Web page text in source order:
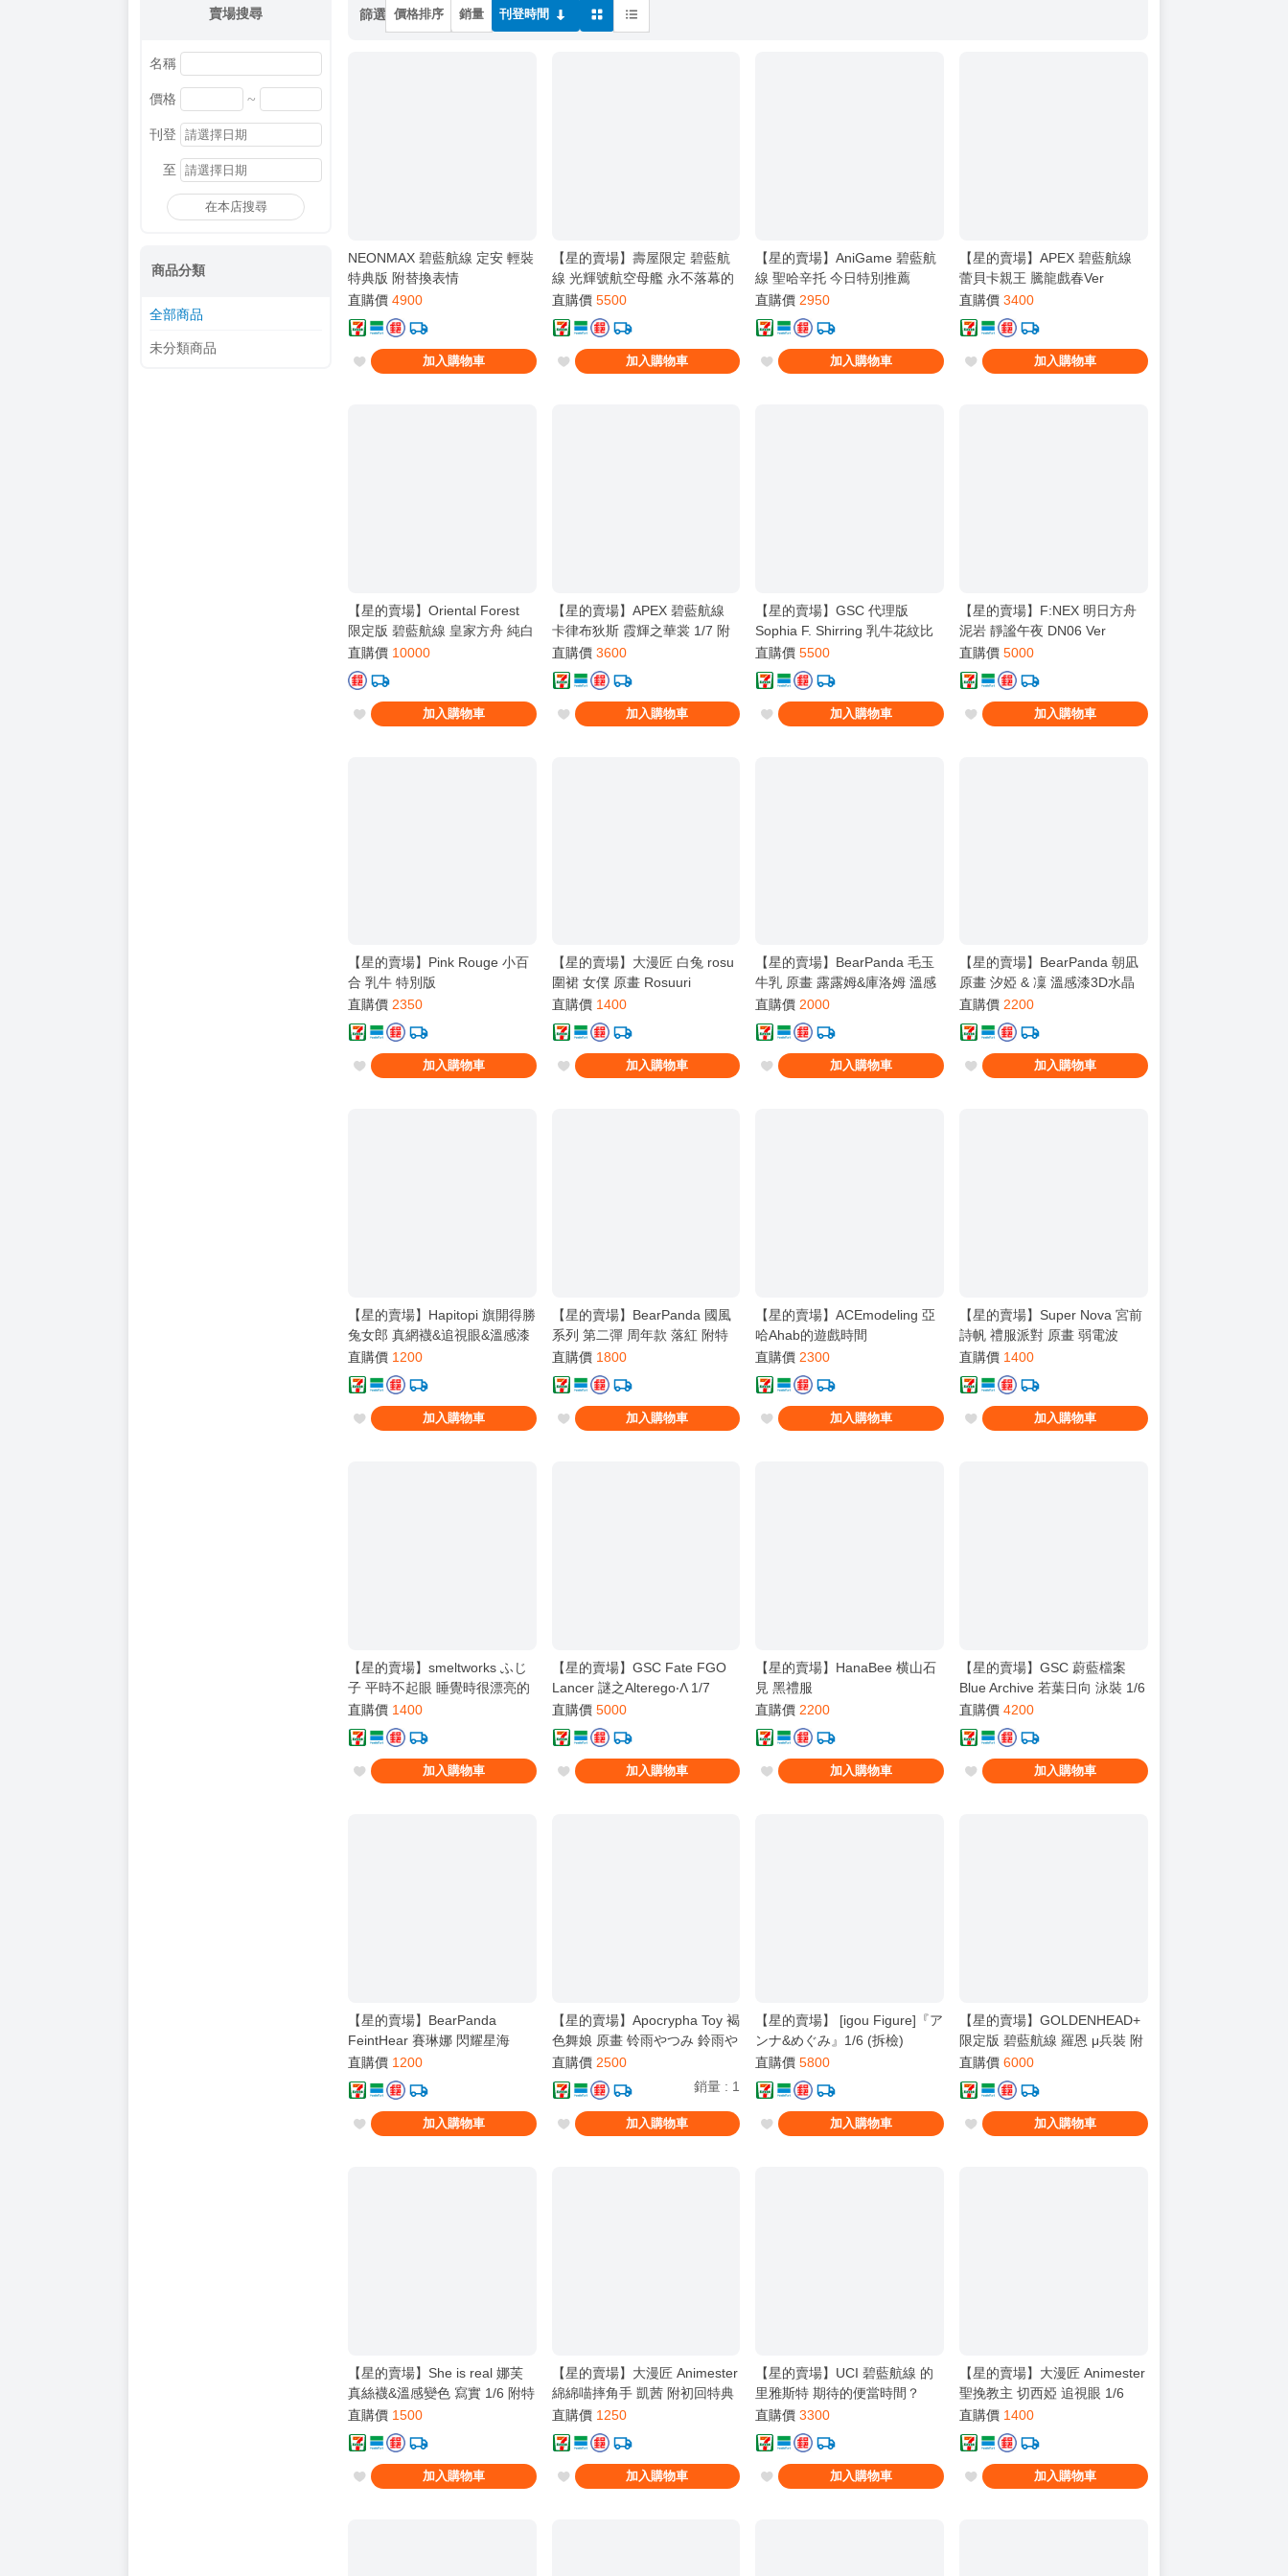
賣場搜尋
名稱
價格 ~
刊登
至
在本店搜尋
商品分類
全部商品
未分類商品
篩選 價格排序 銷量 刊登時間
NEONMAX 碧藍航線 定安 輕裝
特典版 附替換表情
直購價 4900
加入購物車
【星的賣場】壽屋限定 碧藍航
線 光輝號航空母艦 永不落幕的
茶會 再版全新
直購價 5500
加入購物車
【星的賣場】AniGame 碧藍航
線 聖哈辛托 今日特別推薦
直購價 2950
加入購物車
【星的賣場】APEX 碧藍航線
蕾貝卡親王 騰龍戲春Ver
直購價 3400
加入購物車
【星的賣場】Oriental Forest
限定版 碧藍航線 皇家方舟 純白
的守護者 附特典
直購價 10000
加入購物車
【星的賣場】APEX 碧藍航線
卡律布狄斯 霞輝之華裳 1/7 附
特典
直購價 3600
加入購物車
【星的賣場】GSC 代理版
Sophia F. Shirring 乳牛花紋比
基尼 1/6
直購價 5500
加入購物車
【星的賣場】F:NEX 明日方舟
泥岩 靜謐午夜 DN06 Ver
直購價 5000
加入購物車
【星的賣場】Pink Rouge 小百
合 乳牛 特別版
直購價 2350
加入購物車
【星的賣場】大漫匠 白兔 rosu
圍裙 女僕 原畫 Rosuuri
直購價 1400
加入購物車
【星的賣場】BearPanda 毛玉
牛乳 原畫 露露姆&庫洛姆 溫感
漆&追視眼 1/6 附特典 一套
直購價 2000
加入購物車
【星的賣場】BearPanda 朝凪
原畫 汐婭 & 凜 溫感漆3D水晶
眼 創意場景兔女郎 一套
直購價 2200
加入購物車
【星的賣場】Hapitopi 旗開得勝
兔女郎 真網襪&追視眼&溫感漆
1/6
直購價 1200
加入購物車
【星的賣場】BearPanda 國風
系列 第二彈 周年款 落紅 附特
典
直購價 1800
加入購物車
【星的賣場】ACEmodeling 亞
哈Ahab的遊戲時間
直購價 2300
加入購物車
【星的賣場】Super Nova 宮前
詩帆 禮服派對 原畫 弱電波
直購價 1400
加入購物車
【星的賣場】smeltworks ふじ
子 平時不起眼 睡覺時很漂亮的
女孩子 赤羽理野
直購價 1400
加入購物車
【星的賣場】GSC Fate FGO
Lancer 謎之Alterego‧Λ 1/7
直購價 5000
加入購物車
【星的賣場】HanaBee 横山石
見 黑禮服
直購價 2200
加入購物車
【星的賣場】GSC 蔚藍檔案
Blue Archive 若葉日向 泳裝 1/6
直購價 4200
加入購物車
【星的賣場】BearPanda
FeintHear 賽琳娜 閃耀星海
直購價 1200
加入購物車
【星的賣場】Apocrypha Toy 褐
色舞娘 原畫 铃雨やつみ 鈴雨や
つみ 1/6 拆檢
直購價 2500
銷量 : 1
加入購物車
【星的賣場】 [igou Figure]『ア
ンナ&めぐみ』1/6 (拆檢)
直購價 5800
加入購物車
【星的賣場】GOLDENHEAD+
限定版 碧藍航線 羅恩 μ兵裝 附
特典臉
直購價 6000
加入購物車
【星的賣場】She is real 娜芙
真絲襪&溫感變色 寫實 1/6 附特
典
直購價 1500
加入購物車
【星的賣場】大漫匠 Animester
綿綿喵摔角手 凱茜 附初回特典
追視眼 毛絨尾巴
直購價 1250
加入購物車
【星的賣場】UCI 碧藍航線 的
里雅斯特 期待的便當時間？
直購價 3300
加入購物車
【星的賣場】大漫匠 Animester
聖挽教主 切西婭 追視眼 1/6
直購價 1400
加入購物車